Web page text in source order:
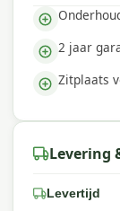
2 jaar
Zitplaats
Levering
Levertijd